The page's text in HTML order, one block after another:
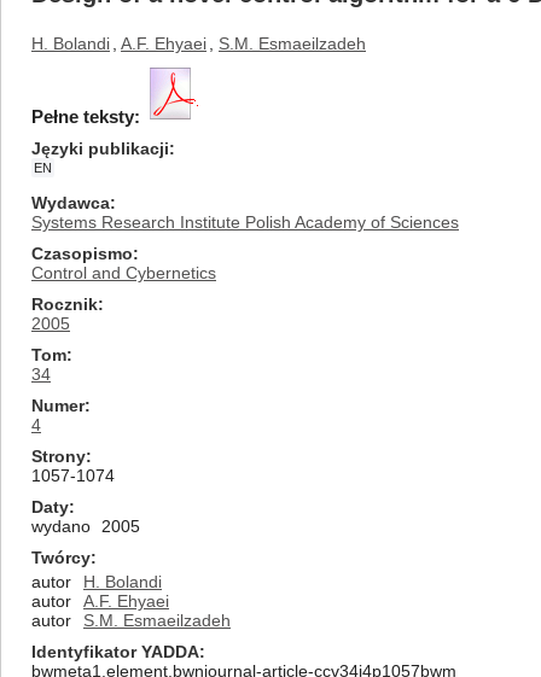
H. Bolandi A.F. Ehyaei S.M. Esmaeilzadeh
Pełne teksty:
Języki publikacji
EN
Wydawca
Systems Research Institute Polish Academy of Sciences
Czasopismo
Control and Cybernetics
Rocznik
2005
Tom
34
Numer
4
Strony
1057-1074
Daty
wydano
2005
Twórcy
autor
H. Bolandi
autor
A.F. Ehyaei
autor
S.M. Esmaeilzadeh
Identyfikator YADDA
bwmeta1.element.bwnjournal-article-ccv34i4p1057bwm